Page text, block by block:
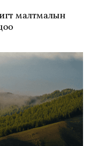
малтмалын